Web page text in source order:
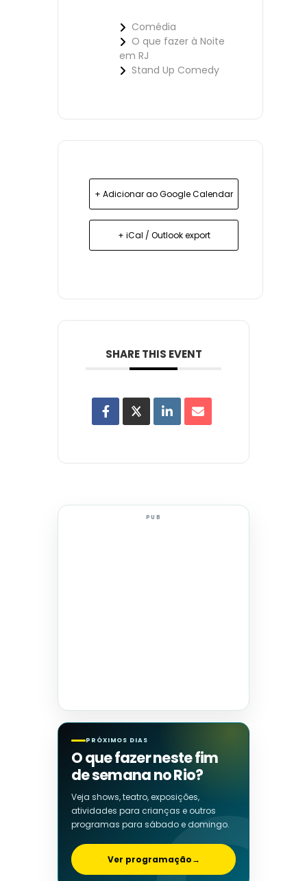
Comédia
O que fazer à Noite
em RJ
Stand Up Comedy
+ Adicionar ao Google Calendar
+ iCal / Outlook export
SHARE THIS EVENT
PUB
PRÓXIMOS DIAS
O que fazer neste fim
de semana no Rio?
Veja shows, teatro, exposições,
atividades para crianças e outros
programas para sábado e domingo.
Ver programação→